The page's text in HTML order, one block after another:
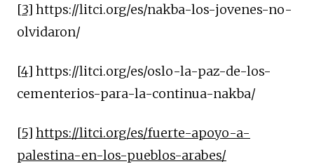
[3] https://litci.org/es/nakba-los-jovenes-no-
olvidaron/
[4] https://litci.org/es/oslo-la-paz-de-los-
cementerios-para-la-continua-nakba/
[5] https://litci.org/es/fuerte-apoyo-a-
palestina-en-los-pueblos-arabes/